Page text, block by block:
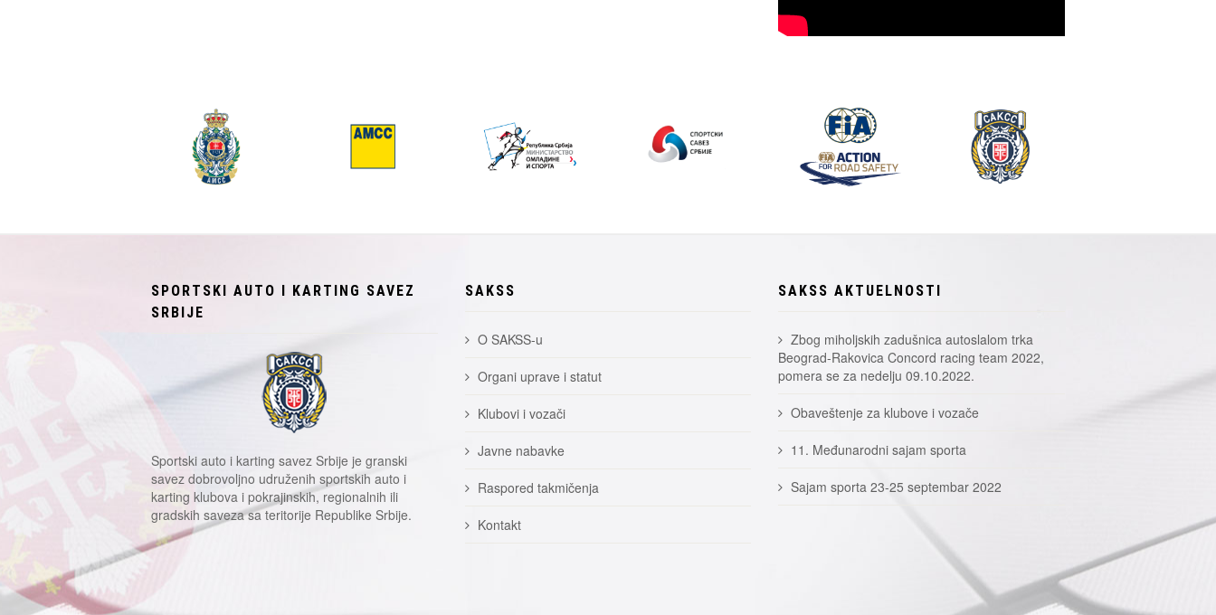
SPORTSKI AUTO I KARTING SAVEZ
SRBIJE
Sportski auto i karting savez Srbije je granski
savez dobrovoljno udruženih sportskih auto i
karting klubova i pokrajinskih, regionalnih ili
gradskih saveza sa teritorije Republike Srbije.
SAKSS
O SAKSS-u
Organi uprave i statut
Klubovi i vozači
Javne nabavke
Raspored takmičenja
Kontakt
SAKSS AKTUELNOSTI
Zbog miholjskih zadušnica autoslalom trka
Beograd-Rakovica Concord racing team 2022,
pomera se za nedelju 09.10.2022.
Obaveštenje za klubove i vozače
11. Međunarodni sajam sporta
Sajam sporta 23-25 septembar 2022